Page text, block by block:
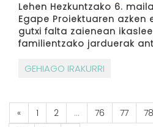
Lehen Hezkuntzako 6.
Egape Proiektuaren
gutxi falta zaienean
familientzako jarduerak
GEHIAGO IRAKURRI
« 1 2 ... 76 77 78